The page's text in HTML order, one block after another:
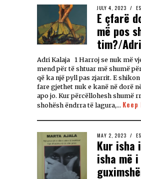
JULY 4, 2023
E çfarë
më pos
tim?/
Adri Kalaja 1 Harroj se nuk më
mend për të shtuar më shumë
që ka një pyll pas zjarrit. E shikon
fare gjethet nuk e kanë në dorë
apo jo. Kur përcëllohesh shumë
shohësh ëndrra të lagura,…
MAY 2, 2023
Kur isha
isha më i